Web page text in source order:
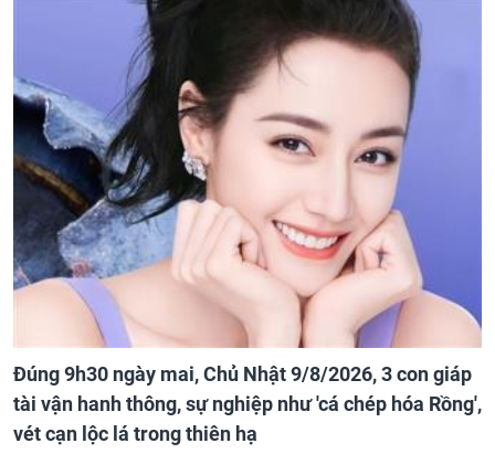
Đúng 9h30 ngày mai, Chủ Nhật 9/8/2026, 3 con giáp
tài vận hanh thông, sự nghiệp như 'cá chép hóa Rồng',
vét cạn lộc lá trong thiên hạ